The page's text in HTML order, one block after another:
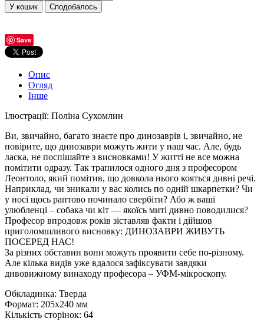
Сподобалось
Save
Опис
Огляд
Інше
Ілюстрації: Поліна Сухомлин
Ви, звичайно, багато знаєте про динозаврів і, звичайно, не
повірите, що динозаври можуть жити у наш час. Але, будь
ласка, не поспішайте з висновками! У житті не все можна
помітити одразу. Так трапилося одного дня з професором
Леонтоло, який помітив, що довкола нього кояться дивні речі.
Наприклад, чи зникали у вас колись по одній шкарпетки? Чи
у носі щось раптово починало свербіти? Або ж ваші
улюбленці – собака чи кіт — якоїсь миті дивно поводилися?
Професор впродовж років зіставляв факти і дійшов
приголомшливого висновку: ДИНОЗАВРИ ЖИВУТЬ
ПОСЕРЕД НАС!
За різних обставин вони можуть проявити себе по-різному.
Але кілька видів уже вдалося зафіксувати завдяки
дивовижному винаходу професора – УФМ-мікроскопу.
Обкладинка: Тверда
Формат: 205х240 мм
Кількість сторінок: 64